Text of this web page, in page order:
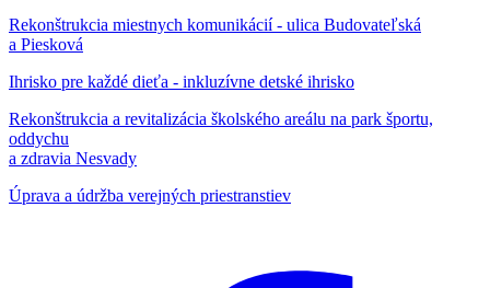
Rekonštrukcia miestnych komunikácií - ulica Budovateľská
a Piesková
Ihrisko pre každé dieťa - inkluzívne detské ihrisko
Rekonštrukcia a revitalizácia školského areálu na park športu,
oddychu
a zdravia Nesvady
Úprava a údržba verejných priestranstiev